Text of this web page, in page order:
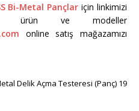
Bi-Metal Pançlar için linkimizi
ürün ve modeller
online satış mağazamızı
Delik Açma Testeresi (Panç) 19